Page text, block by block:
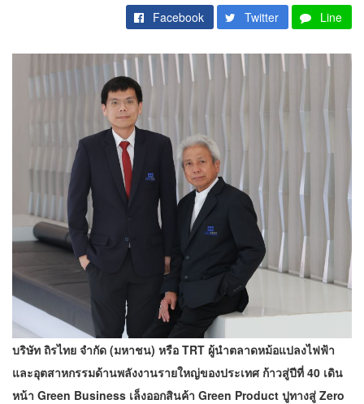
Facebook Twitter Line
บริษัท ถิรไทย จำกัด (มหาชน) หรือ TRT ผู้นำตลาดหม้อแปลงไฟฟ้า
และอุตสาหกรรมด้านพลังงานรายใหญ่ของประเทศ ก้าวสู่ปีที่ 40 เดิน
หน้า Green Business เล็งออกสินค้า Green Product ปูทางสู่ Zero